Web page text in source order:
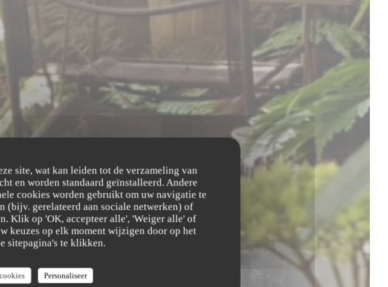
site, wat kan leiden tot de verzameling van
en worden standaard geïnstalleerd. Andere
cookies worden gebruikt om uw navigatie te
(bijv. gerelateerd aan sociale netwerken) of
Klik op 'OK, accepteer alle', 'Weiger alle' of
keuzes op elk moment wijzigen door op het
sitepagina's te klikken.
Personaliseer